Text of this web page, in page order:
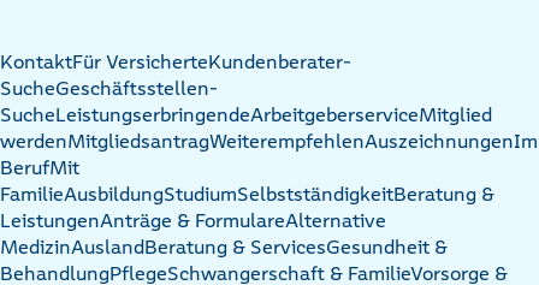
KontaktFür VersicherteKundenberater-
SucheGeschäftsstellen-
SucheLeistungserbringendeArbeitgeberserviceMitglied
werdenMitgliedsantragWeiterempfehlenAuszeichnungenIm
BerufMit
FamilieAusbildungStudiumSelbstständigkeitBeratung &
LeistungenAnträge & FormulareAlternative
MedizinAuslandBeratung & ServicesGesundheit &
BehandlungPflegeSchwangerschaft & FamilieVorsorge &